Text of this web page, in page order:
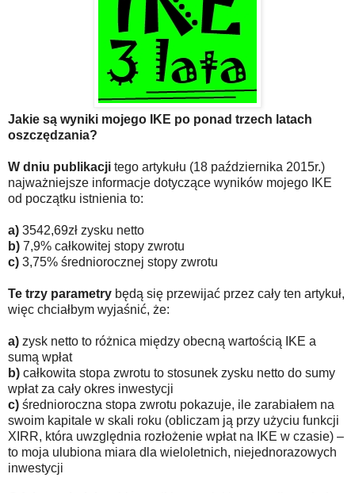
Jakie są wyniki mojego IKE po ponad trzech latach
oszczędzania?
W dniu publikacji tego artykułu (18 października 2015r.)
najważniejsze informacje dotyczące wyników mojego IKE
od początku istnienia to:
a) 3542,69zł zysku netto
b) 7,9% całkowitej stopy zwrotu
c) 3,75% średniorocznej stopy zwrotu
Te trzy parametry będą się przewijać przez cały ten artykuł,
więc chciałbym wyjaśnić, że:
a) zysk netto to różnica między obecną wartością IKE a
sumą wpłat
b) całkowita stopa zwrotu to stosunek zysku netto do sumy
wpłat za cały okres inwestycji
c) średnioroczna stopa zwrotu pokazuje, ile zarabiałem na
swoim kapitale w skali roku (obliczam ją przy użyciu funkcji
XIRR, która uwzględnia rozłożenie wpłat na IKE w czasie) –
to moja ulubiona miara dla wieloletnich, niejednorazowych
inwestycji